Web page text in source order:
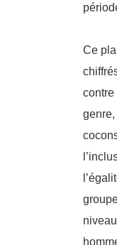
Ce
contre